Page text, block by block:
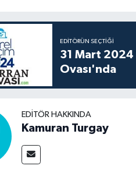
EDITÖRÜN SEÇTIĞI
31 Mart 2024
Ovası'nda
EDITÖR HAKKINDA
Kamuran Turgay